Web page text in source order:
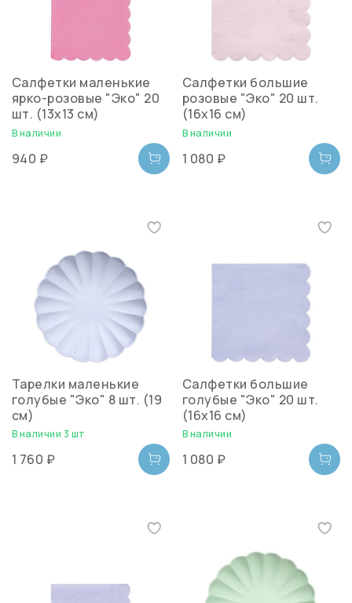
Салфетки маленькие
ярко-розовые "Эко" 20
шт. (13х13 см)
В наличии
940 ₽
Салфетки большие
розовые "Эко" 20 шт.
(16х16 см)
В наличии
1 080 ₽
Тарелки маленькие
голубые "Эко" 8 шт. (19
см)
В наличии 3 шт
1 760 ₽
Салфетки большие
голубые "Эко" 20 шт.
(16х16 см)
В наличии
1 080 ₽